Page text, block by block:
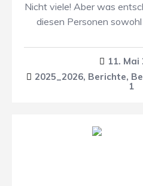
Nicht viele! Aber was
diesen Personen
11. Mai
2025_2026, Berichte,
1